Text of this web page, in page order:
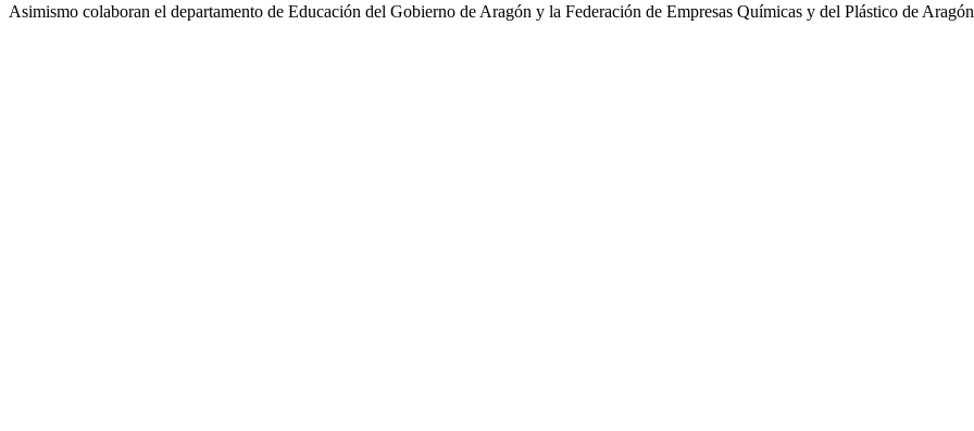
Asimismo colaboran el departamento de Educación del Gobierno de Aragón y la Federación de Empresas Químicas y del Plástico de Aragón